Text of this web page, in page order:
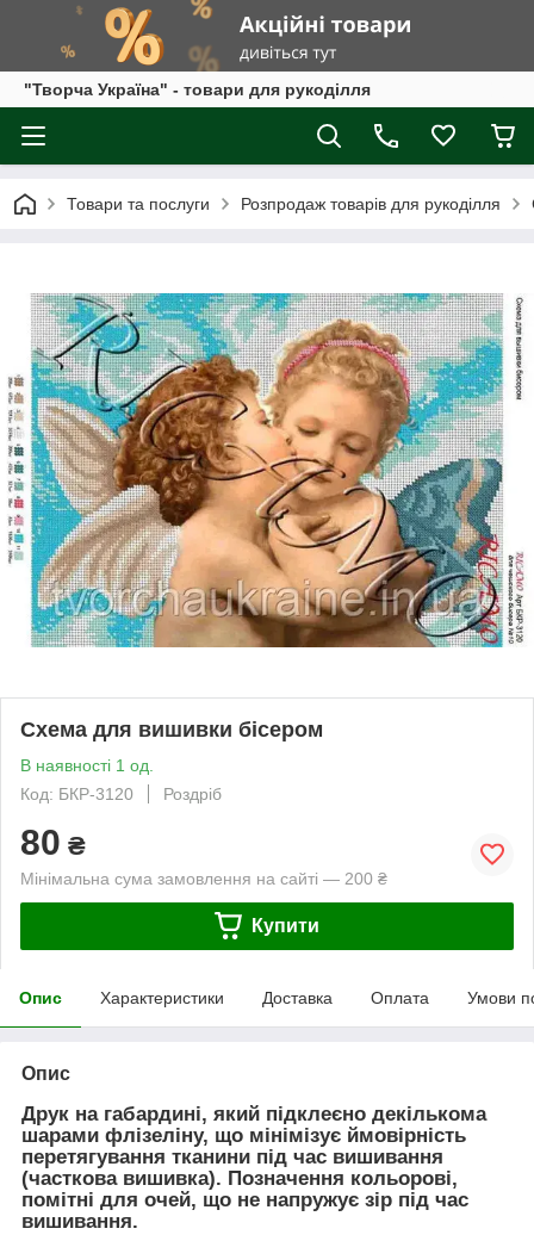
"Творча Україна" - товари для рукоділля
Товари та послуги Розпродаж товарів для рукоділля
Схема для вишивки бісером
В наявності 1 од.
Код: БКР-3120
Роздріб
80 ₴
Мінімальна сума замовлення на сайті — 200 ₴
Купити
Опис Характеристики Доставка Оплата Умови
Опис
Друк на габардині, який підклеєно декількома
шарами флізеліну, що мінімізує ймовірність
перетягування тканини під час вишивання
(часткова вишивка). Позначення кольорові,
помітні для очей, що не напружує зір під час
вишивання.